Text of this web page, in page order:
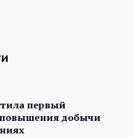
первый
добычи